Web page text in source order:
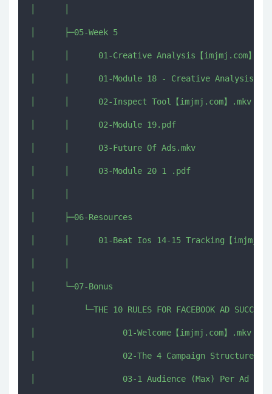
│      ├─05-Week 5
│      │      01-Creative Analysis【imjmj.com】
│      │      01-Module 18 - Creative Analysis 1
│      │      02-Inspect Tool【imjmj.com】.mkv
│      │      02-Module 19.pdf
│      │      03-Future Of Ads.mkv
│      │      03-Module 20 1 .pdf
│      ├─06-Resources
│      │      01-Beat Ios 14-15 Tracking【
│      └─07-Bonus
│          └─THE 10 RULES FOR FACEBOOK AD SUCCESS
│                  01-Welcome【imjmj.com】.mkv
│                  02-The 4 Campaign Structure【
│                  03-1 Audience (Max) Per Ad Set